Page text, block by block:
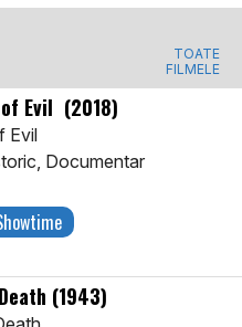
TOATE
FILMELE
Evil (2018)
Evil
Documentar
(1943)